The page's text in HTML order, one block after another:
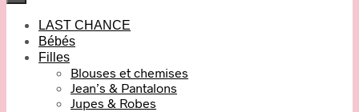
LAST CHANCE
Bébés
Filles
Blouses et chemises
Jean’s & Pantalons
Jupes & Robes